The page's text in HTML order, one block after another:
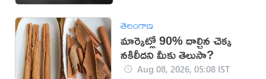
తెలంగాణ
మార్కెట్లో 90% దాల్చిన చెక్క
నకిలీదని మీకు తెలుసా?
Aug 08, 2026, 05:08 IST